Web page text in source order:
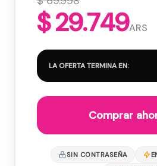
$ 29.749ARS
LA OFERTA TERMINA EN:
Comprar
SIN CONTRASEÑA